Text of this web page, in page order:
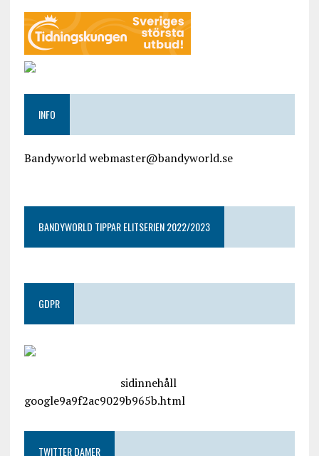
INFO
Bandyworld webmaster@bandyworld.se
BANDYWORLD TIPPAR ELITSERIEN 2022/2023
GDPR
sidinnehåll
google9a9f2ac9029b965b.html
TWITTER DAMER